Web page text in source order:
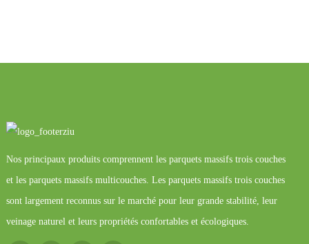
Nos principaux produits comprennent les parquets massifs trois couches
et les parquets massifs multicouches. Les parquets massifs trois couches
sont largement reconnus sur le marché pour leur grande stabilité, leur
veinage naturel et leurs propriétés confortables et écologiques.